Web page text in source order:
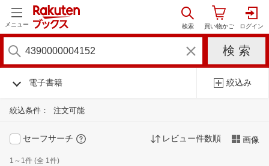
メニュー
電子書籍 絞込み
絞込条件： 注文可能
セーフサーチ レビュー件数順 画像
1～1件 (全 1件)